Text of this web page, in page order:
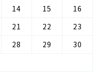
14 15
16
21 22
23
28 29
30